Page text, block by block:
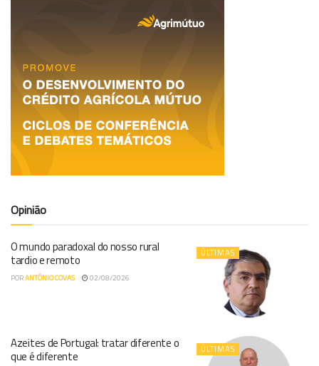
Opinião
ÚLTIMAS
O mundo paradoxal do nosso rural
tardio e remoto
PORANTÓNIO COVAS 02/08/2026
ÚLTIMAS
Azeites de Portugal: tratar diferente o
que é diferente